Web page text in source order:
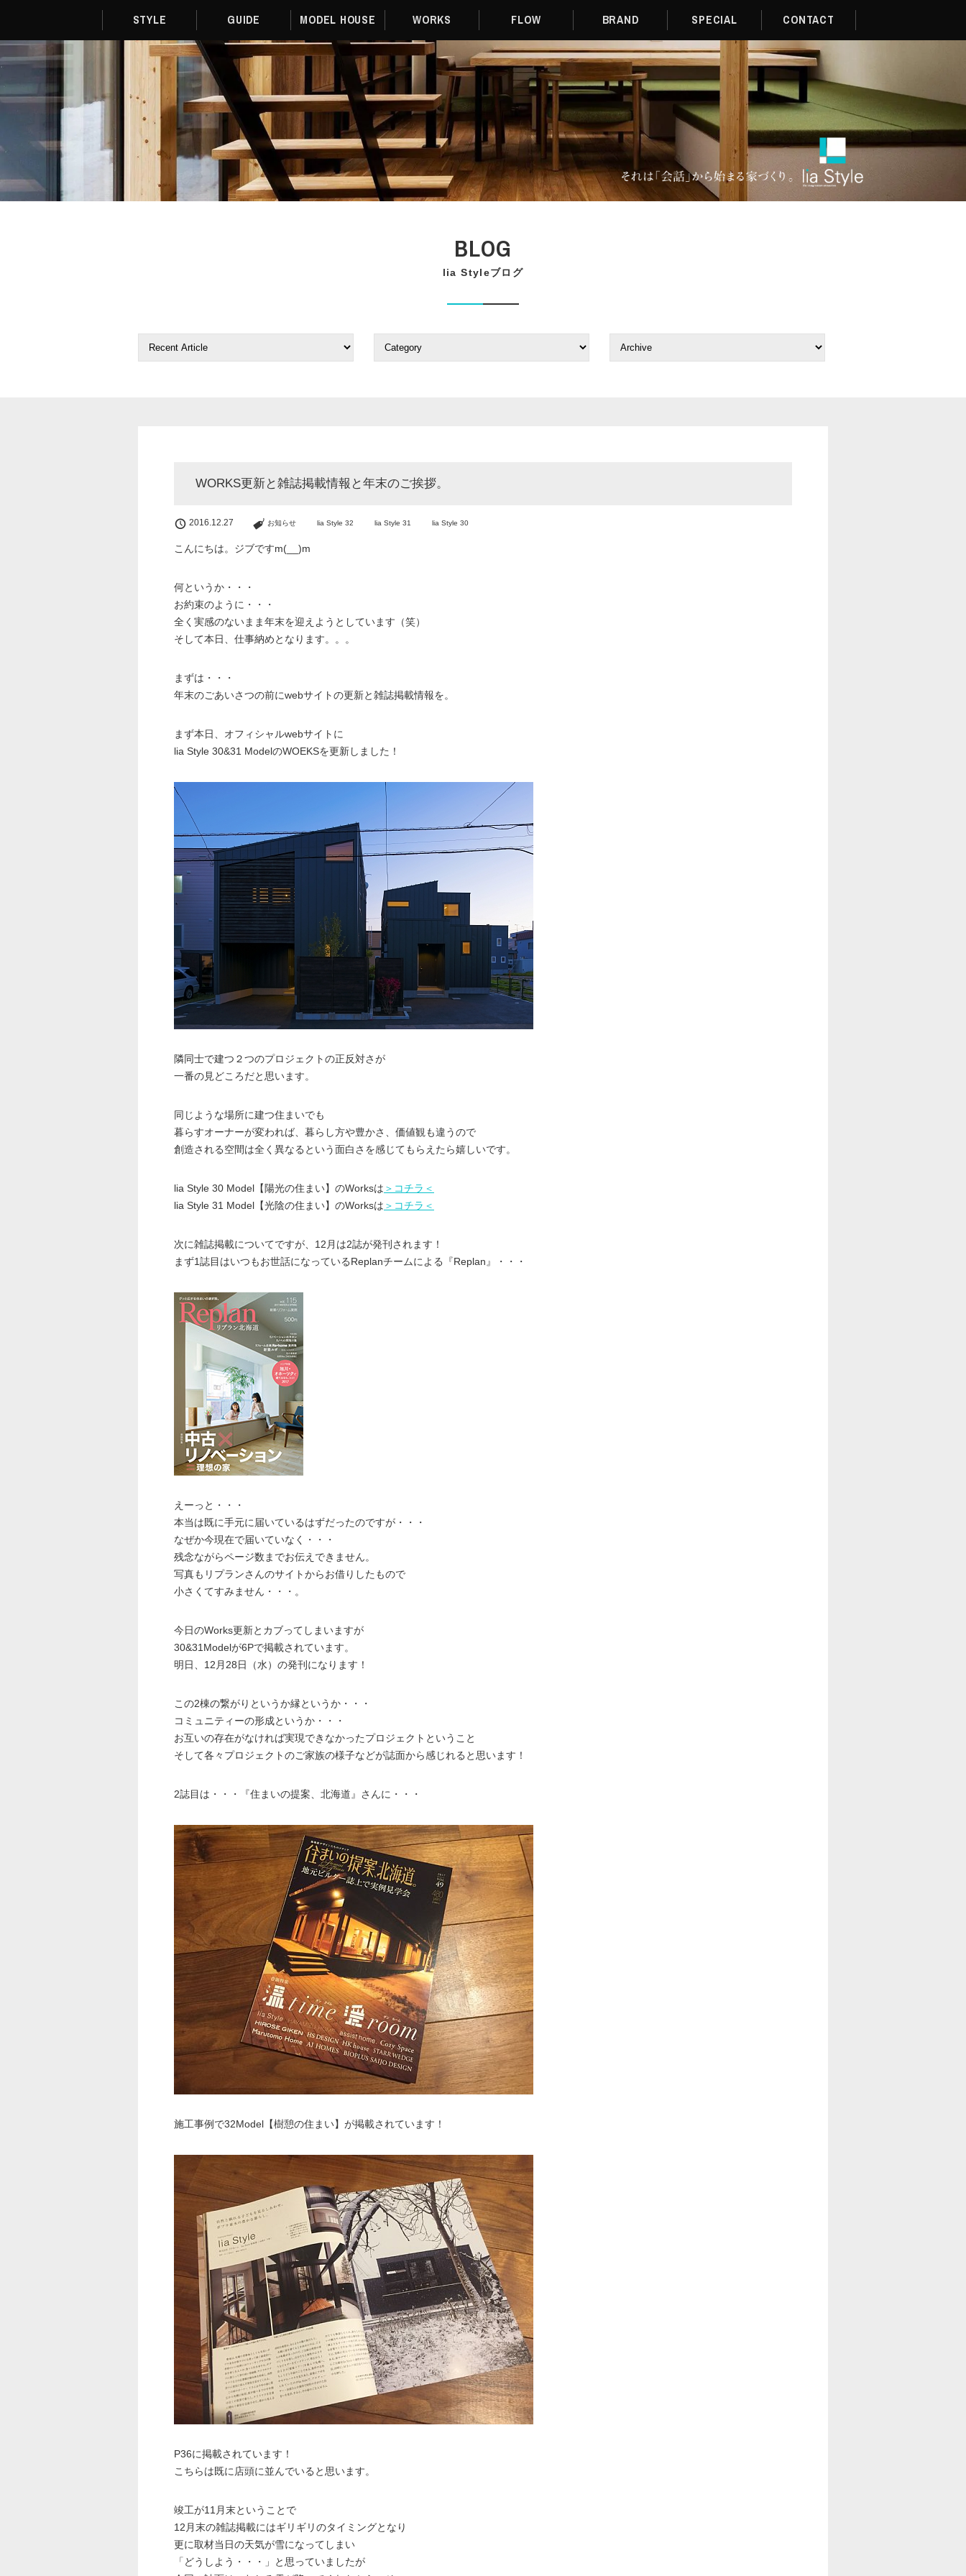
STYLE GUIDE MODEL HOUSE WORKS FLOW BRAND SPECIAL CONTACT
BLOG
lia Styleブログ
WORKS更新と雑誌掲載情報と年末のご挨拶。
2016.12.27 お知らせ lia Style 32 lia Style 31 lia Style 30
こんにちは。ジブですm(__)m
何というか・・・
お約束のように・・・
全く実感のないまま年末を迎えようとしています（笑）
そして本日、仕事納めとなります。。。
まずは・・・
年末のごあいさつの前にwebサイトの更新と雑誌掲載情報を。
まず本日、オフィシャルwebサイトに
lia Style 30&31 ModelのWOEKSを更新しました！
隣同士で建つ２つのプロジェクトの正反対さが
一番の見どころだと思います。
同じような場所に建つ住まいでも
暮らすオーナーが変われば、暮らし方や豊かさ、価値観も違うので
創造される空間は全く異なるという面白さを感じてもらえたら嬉しいです。
lia Style 30 Model【陽光の住まい】のWorksは ＞コチラ＜
lia Style 31 Model【光陰の住まい】のWorksは ＞コチラ＜
次に雑誌掲載についてですが、12月は2誌が発刊されます！
まず1誌目はいつもお世話になっているReplanチームによる『Replan』・・・
えーっと・・・
本当は既に手元に届いているはずだったのですが・・・
なぜか今現在で届いていなく・・・
残念ながらページ数までお伝えできません。
写真もリプランさんのサイトからお借りしたもので
小さくてすみません・・・。
今日のWorks更新とカブってしまいますが
30&31Modelが6Pで掲載されています。
明日、12月28日（水）の発刊になります！
この2棟の繋がりというか縁というか・・・
コミュニティーの形成というか・・・
お互いの存在がなければ実現できなかったプロジェクトということ
そして各々プロジェクトのご家族の様子などが誌面から感じれると思います！
2誌目は・・・『住まいの提案、北海道』さんに・・・
施工事例で32Model【樹憩の住まい】が掲載されています！
P36に掲載されています！
こちらは既に店頭に並んでいると思います。
竣工が11月末ということで
12月末の雑誌掲載にはギリギリのタイミングとなり
更に取材当日の天気が雪になってしまい
「どうしよう・・・」と思っていましたが